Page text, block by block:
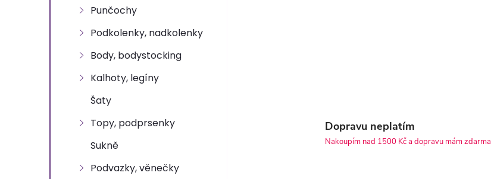
Punčochy
Podkolenky, nadkolenky
Body, bodystocking
Kalhoty, legíny
Šaty
Topy, podprsenky
Sukně
Podvazky, věnečky
Dopravu neplatím
Nakoupím nad 1500 Kč a dopravu mám zdarma